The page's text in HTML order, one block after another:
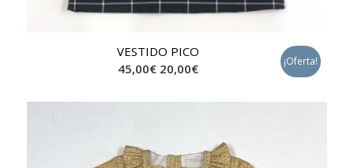
VESTIDO PICO
45,00€ 20,00€ ¡Oferta!